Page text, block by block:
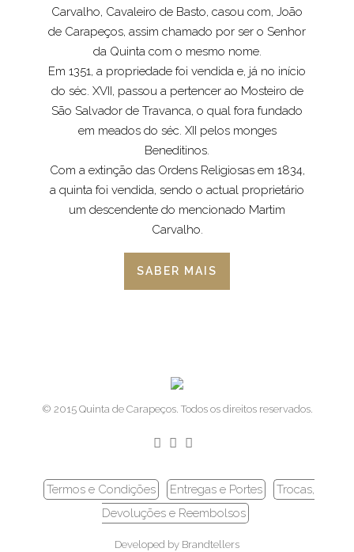
Carvalho, Cavaleiro de Basto, casou com, João
de Carapeços, assim chamado por ser o Senhor
da Quinta com o mesmo nome.
Em 1351, a propriedade foi vendida e, já no início
do séc. XVII, passou a pertencer ao Mosteiro de
São Salvador de Travanca, o qual fora fundado
em meados do séc. XII pelos monges
Beneditinos.
Com a extinção das Ordens Religiosas em 1834,
a quinta foi vendida, sendo o actual proprietário
um descendente do mencionado Martim
Carvalho.
SABER MAIS
© 2015 Quinta de Carapeços. Todos os direitos reservados.
Termos e Condições Entregas e Portes
Trocas,
Devoluções e Reembolsos
Developed by Brandtellers